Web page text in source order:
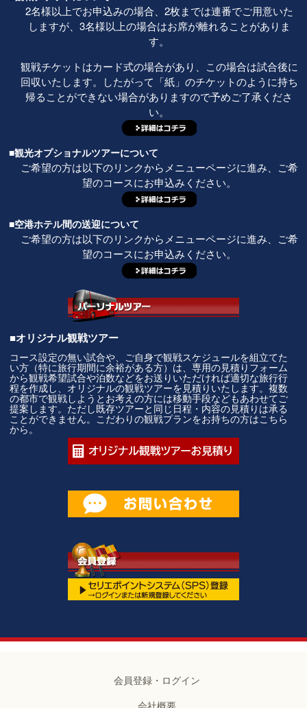
2名様以上でお申込みの場合、2枚までは連番でご用意いた
しますが、3名様以上の場合はお席が離れることがありま
す。
観戦チケットはカード式の場合があり、この場合は試合後に
回収いたします。したがって「紙」のチケットのように持ち
帰ることができない場合がありますので予めご了承くださ
い。
■観光オプショナルツアーについて
ご希望の方は以下のリンクからメニューページに進み、ご希
望のコースにお申込みください。
■空港ホテル間の送迎について
ご希望の方は以下のリンクからメニューページに進み、ご希
望のコースにお申込みください。
■オリジナル観戦ツアー
コース設定の無い試合や、ご自身で観戦スケジュールを組立てた
い方（特に旅行期間に余裕がある方）は、専用の見積りフォーム
から観戦希望試合や泊数などをお送りいただければ適切な旅行行
程を作成し、オリジナルの観戦ツアーを見積りいたします。複数
の都市で観戦しようとお考えの方には移動手段などもあわせてご
提案します。ただし既存ツアーと同じ日程・内容の見積りは承る
ことができません。こだわりの観戦プランをお持ちの方はこちら
から。
会員登録・ログイン
会社概要